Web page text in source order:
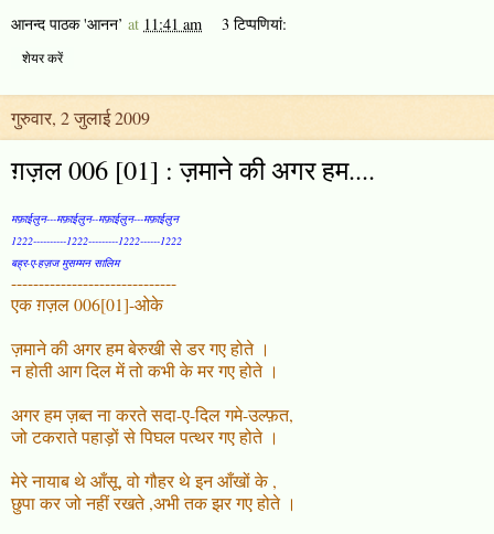
आनन्द पाठक 'आनन’ at 11:41 am 3 टिप्‍पणियां:
शेयर करें
गुरुवार, 2 जुलाई 2009
ग़ज़ल 006 [01] : ज़माने की अगर हम....
मफ़ाईलुन---मफ़ाईलुन--मफ़ाईलुन---मफ़ाईलुन
1222----------1222---------1222------1222
बह्र-ए-हज़ज मुसम्मन सालिम
------------------------------
एक ग़ज़ल 006[01]-ओके
ज़माने की अगर हम बेरुखी से डर गए होते ।
न होती आग दिल में तो कभी के मर गए होते ।
अगर हम ज़ब्त ना करते सदा-ए-दिल गमे-उल्फ़त,
जो टकराते पहाड़ों से पिघल पत्थर गए होते ।
मेरे नायाब थे आँसू, वो गौहर थे इन आँखों के ,
छुपा कर जो नहीं रखते ,अभी तक झर गए होते ।